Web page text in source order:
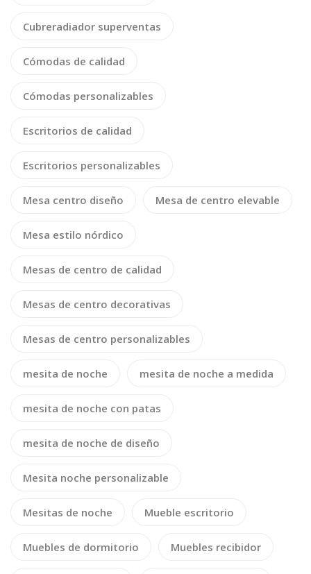
Cubreradiador superventas
Cómodas de calidad
Cómodas personalizables
Escritorios de calidad
Escritorios personalizables
Mesa centro diseño Mesa de centro elevable
Mesa estilo nórdico
Mesas de centro de calidad
Mesas de centro decorativas
Mesas de centro personalizables
mesita de noche mesita de noche a medida
mesita de noche con patas
mesita de noche de diseño
Mesita noche personalizable
Mesitas de noche Mueble escritorio
Muebles de dormitorio Muebles recibidor